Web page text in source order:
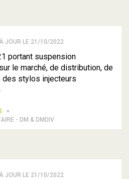
JOUR LE 21/10/2022
portant suspension
le marché, de distribution, de
des stylos injecteurs
- DM & DMDIV
JOUR LE 21/10/2022